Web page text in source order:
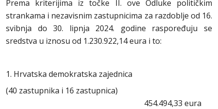
Prema kriterijima iz točke II. ove Odluke političkim
strankama i nezavisnim zastupnicima za razdoblje od 16.
svibnja do 30. lipnja 2024. godine raspoređuju se
sredstva u iznosu od 1.230.922,14 eura i to:
1. Hrvatska demokratska zajednica
(40 zastupnika i 16 zastupnica)
454.494,33 eura